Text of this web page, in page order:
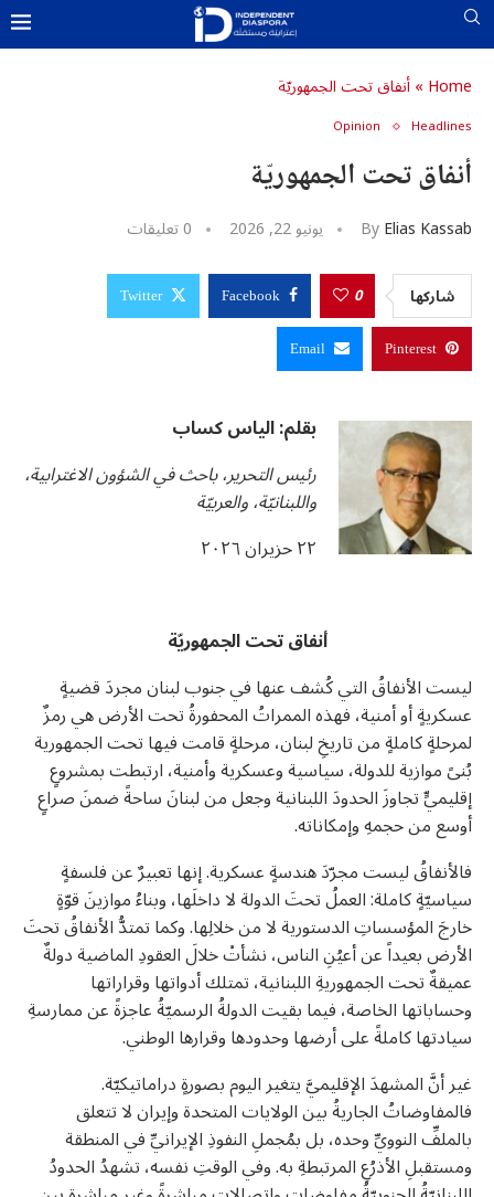
Home
»أنفاق تحت الجمهوريّة
Headlines
Opinion
أنفاق تحت الجمهوريّة
ByElias Kassab يونيو 22, 2026 0 تعليقات
شاركها 0
Facebook
Twitter
Pinterest
Email
بقلم: الياس كساب
رئيس التحرير، باحث في الشؤون الاغترابية،
واللبنانيّة، والعربيّة
٢٢ حزيران ٢٠٢٦
أنفاق تحت الجمهوريّة
ليست الأنفاقُ التي كُشف عنها في جنوب لبنان مجردَ قضيةٍ
عسكريةٍ أو أمنية، فهذه الممراتُ المحفورةُ تحت الأرض هي رمزٌ
لمرحلةٍ كاملةٍ من تاريخِ لبنان، مرحلةٍ قامت فيها تحت الجمهورية
بُنىً موازية للدولة، سياسية وعسكرية وأمنية، ارتبطت بمشروعٍ
إقليميٍّ تجاوزَ الحدودَ اللبنانية وجعل من لبنانَ ساحةً ضمنَ صراعٍ
أوسع من حجمهِ وإمكاناته.
فالأنفاقُ ليست مجرّدَ هندسةٍ عسكرية. إنها تعبيرٌ عن فلسفةٍ
سياسيّةٍ كاملة: العملُ تحتَ الدولة لا داخلَها، وبناءُ موازينَ قوّةٍ
خارجَ المؤسساتِ الدستورية لا من خلالِها. وكما تمتدُّ الأنفاقُ تحتَ
الأرض بعيداً عن أعيُنِ الناس، نشأتْ خلالَ العقودِ الماضية دولةٌ
عميقةٌ تحت الجمهوريةِ اللبنانية، تمتلك أدواتها وقراراتها
وحساباتها الخاصة، فيما بقيت الدولةُ الرسميّةُ عاجزةً عن ممارسةِ
سيادتها كاملةً على أرضها وحدودها وقرارها الوطني.
غير أنَّ المشهدَ الإقليميَّ يتغير اليوم بصورةٍ دراماتيكيّة.
فالمفاوضاتُ الجاريةُ بين الولايات المتحدة وإيران لا تتعلق
بالملفِّ النوويِّ وحده، بل بمُجملِ النفوذِ الإيرانيِّ في المنطقة
ومستقبلِ الأذرُعِ المرتبطةِ به. وفي الوقتِ نفسه، تشهدُ الحدودُ